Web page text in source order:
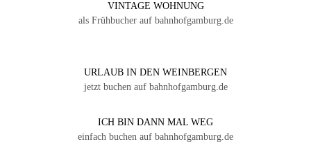
VINTAGE WOHNUNG
als Frühbucher auf bahnhofgamburg.de
URLAUB IN DEN WEINBERGEN
jetzt buchen auf bahnhofgamburg.de
ICH BIN DANN MAL WEG
einfach buchen auf bahnhofgamburg.de